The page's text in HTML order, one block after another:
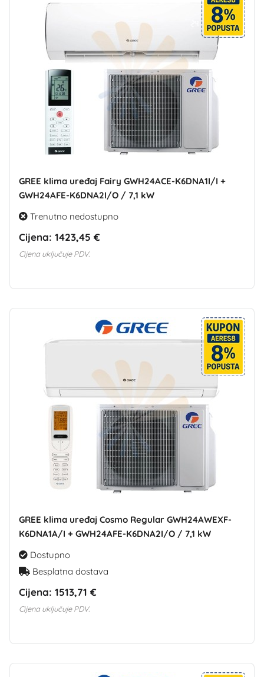
GREE klima uređaj Fairy GWH24ACE-K6DNA1I/I +
GWH24AFE-K6DNA2I/O / 7,1 kW
Trenutno nedostupno
Cijena: 1423,45 €
Cijena uključuje PDV.
GREE klima uređaj Cosmo Regular GWH24AWEXF-
K6DNA1A/I + GWH24AFE-K6DNA2I/O / 7,1 kW
Dostupno
Besplatna dostava
Cijena: 1513,71 €
Cijena uključuje PDV.